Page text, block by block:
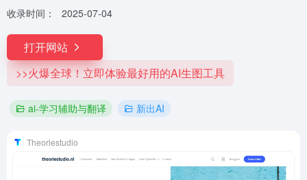
收录时间： 2025-07-04
打开网站
>>火爆全球！立即体验最好用的AI生图工具
ai-学习辅助与翻译 新出AI
Theoriestudio